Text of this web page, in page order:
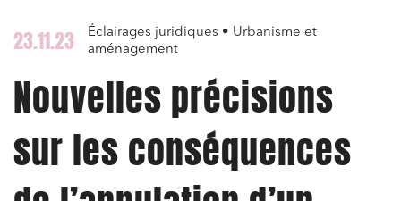
23.11.23
Éclairages juridiques • Urbanisme et
aménagement
Nouvelles précisions
sur les conséquences